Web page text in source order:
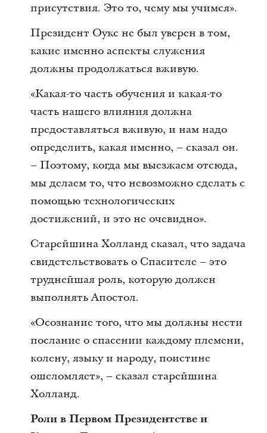
присутствия. Это то, чему мы учимся».
Президент Оукс не был уверен в том,
какие именно аспекты служения
должны продолжаться вживую.
«Какая-то часть обучения и какая-то
часть нашего влияния должна
предоставляться вживую, и нам надо
определить, какая именно, – сказал он.
– Поэтому, когда мы выезжаем отсюда,
мы делаем то, что невозможно сделать с
помощью технологических
достижений, и это не очевидно».
Старейшина Холланд сказал, что задача
свидетельствовать о Спасителе – это
труднейшая роль, которую должен
выполнять Апостол.
«Осознание того, что мы должны нести
послание о спасении каждому племени,
колену, языку и народу, поистине
ошеломляет», – сказал старейшина
Холланд.
Роли в Первом Президентстве и